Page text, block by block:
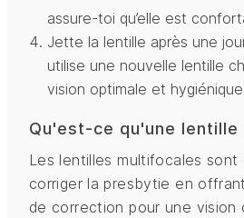
assure-toi qu’elle est
Jette la lentille après une
utilise une nouvelle lentille
vision optimale et hygiénique.
Qu'est-ce qu'une lentille
Les lentilles multifocales sont
corriger la presbytie en
de correction pour une vision